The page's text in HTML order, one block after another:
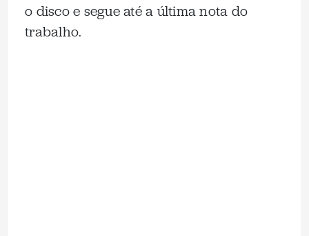
o disco e segue até a última nota do
trabalho.